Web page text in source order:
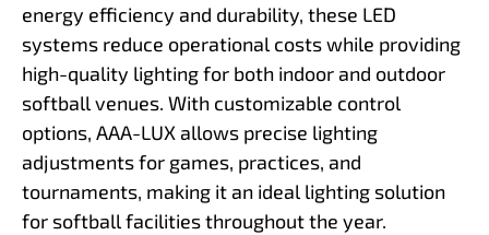
energy efficiency and durability, these LED
systems reduce operational costs while providing
high-quality lighting for both indoor and outdoor
softball venues. With customizable control
options, AAA-LUX allows precise lighting
adjustments for games, practices, and
tournaments, making it an ideal lighting solution
for softball facilities throughout the year.